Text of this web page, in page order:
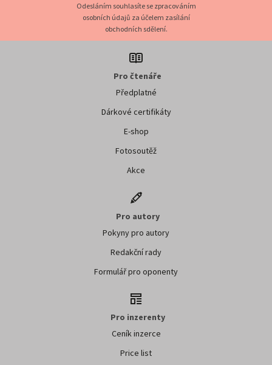
Odesláním souhlasíte se zpracováním
osobních údajů za účelem zasílání
obchodních sdělení.
Pro čtenáře
Předplatné
Dárkové certifikáty
E-shop
Fotosoutěž
Akce
Pro autory
Pokyny pro autory
Redakční rady
Formulář pro oponenty
Pro inzerenty
Ceník inzerce
Price list